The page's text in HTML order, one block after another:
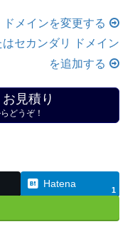
メインを変更する
セカンダリ ドメイン
を追加する
見積り
どうぞ！
Hatena
1